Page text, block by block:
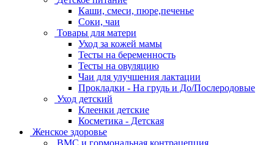
Каши, смеси, пюре,печенье
Соки, чаи
Товары для матери
Уход за кожей мамы
Тесты на беременность
Тесты на овуляцию
Чаи для улучшения лактации
Прокладки - На грудь и До/Послеродовые
Уход детский
Клеенки детские
Косметика - Детская
Женское здоровье
ВМС и гормональная контрацепция